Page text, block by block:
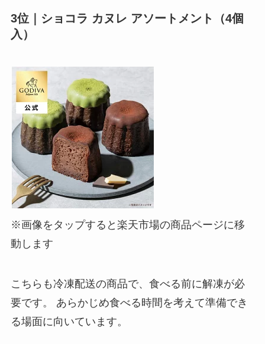
3位｜ショコラ カヌレ アソートメント（4個
入）
※画像をタップすると楽天市場の商品ページに移
動します
こちらも冷凍配送の商品で、食べる前に解凍が必
要です。 あらかじめ食べる時間を考えて準備でき
る場面に向いています。